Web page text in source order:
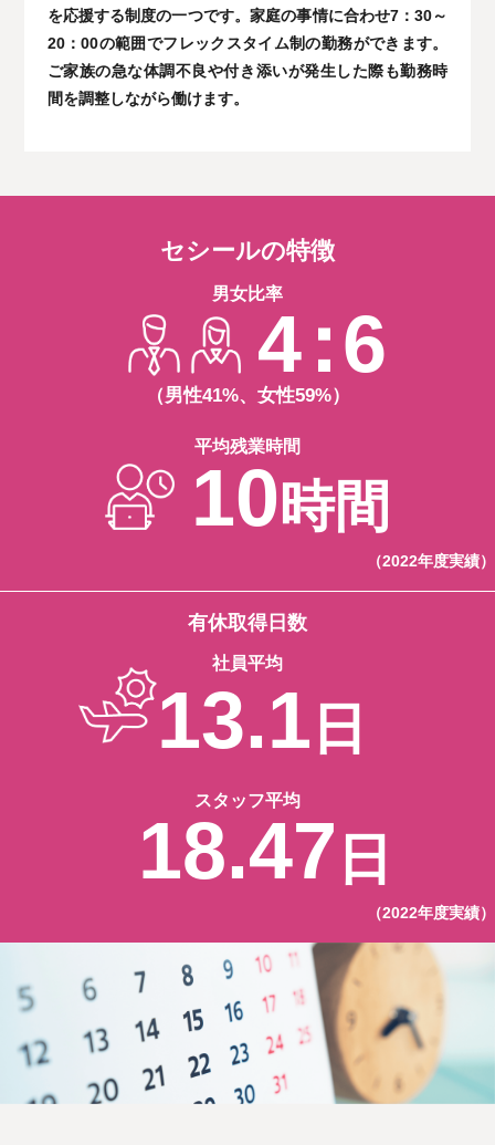
を応援する制度の一つです。家庭の事情に合わせ7：30～
20：00の範囲でフレックスタイム制の勤務ができます。
ご家族の急な体調不良や付き添いが発生した際も勤務時
間を調整しながら働けます。
セシールの特徴
男女比率
4：6
（男性41%、女性59%）
平均残業時間
10時間
（2022年度実績）
有休取得日数
社員平均
13.1 日
スタッフ平均
18.47 日
（2022年度実績）